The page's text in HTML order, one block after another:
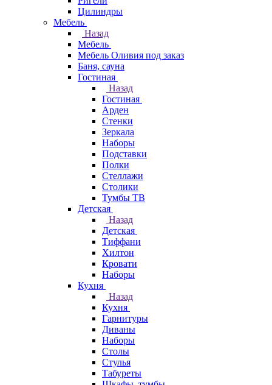
Цилиндры
Мебель
Назад
Мебель
Мебель Оливия под заказ
Баня, сауна
Гостиная
Назад
Гостиная
Арден
Стенки
Зеркала
Наборы
Подставки
Полки
Стеллажи
Столики
Тумбы ТВ
Детская
Назад
Детская
Тиффани
Хилтон
Кровати
Наборы
Кухня
Назад
Кухня
Гарнитуры
Диваны
Наборы
Столы
Стулья
Табуреты